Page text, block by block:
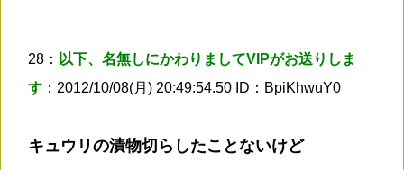
28： 以下、名無しにかわりましてVIPがお送りしま
す ：2012/10/08(月) 20:49:54.50 ID：BpiKhwuY0
キュウリの漬物切らしたことないけど